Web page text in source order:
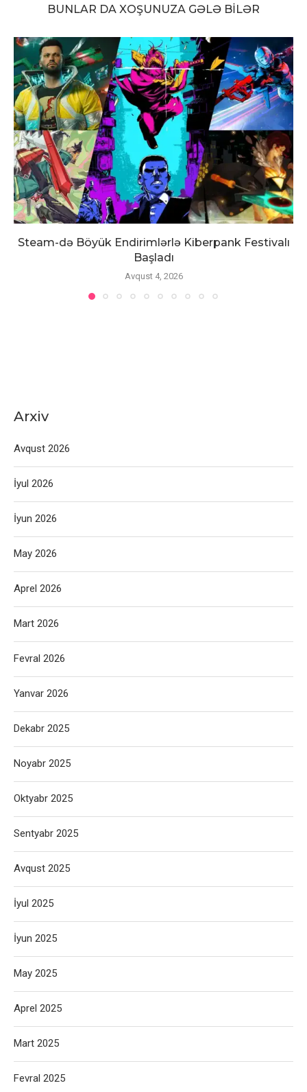
BUNLAR DA XOŞUNUZA GƏLƏ BILƏR
Steam-də Böyük Endirimlərlə Kiberpank Festivalı
Başladı
Avqust 4, 2026
Arxiv
Avqust 2026
İyul 2026
İyun 2026
May 2026
Aprel 2026
Mart 2026
Fevral 2026
Yanvar 2026
Dekabr 2025
Noyabr 2025
Oktyabr 2025
Sentyabr 2025
Avqust 2025
İyul 2025
İyun 2025
May 2025
Aprel 2025
Mart 2025
Fevral 2025